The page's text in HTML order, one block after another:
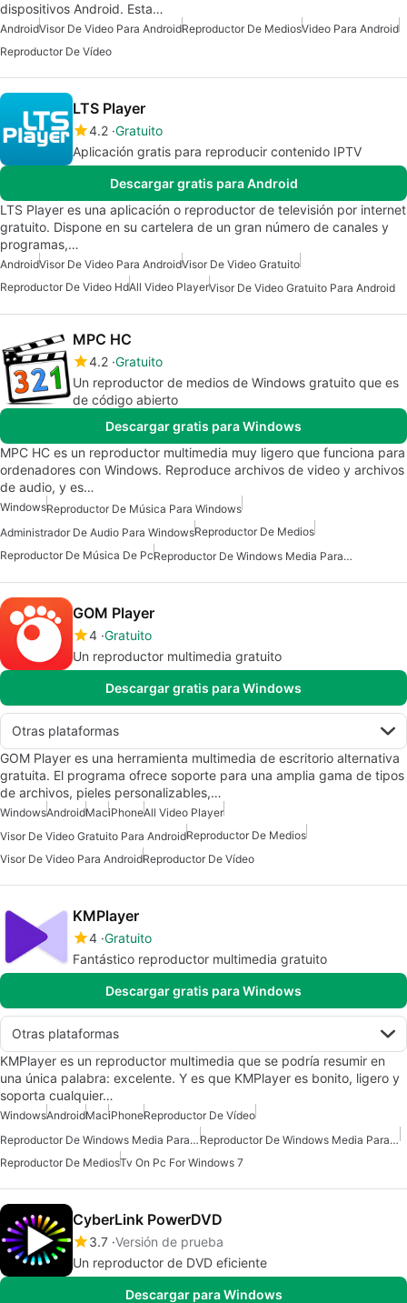
dispositivos Android. Esta…
AndroidVisor De Video Para AndroidReproductor De MediosVideo Para Android
Reproductor De Vídeo
LTS Player
4.2 Gratuito
Aplicación gratis para reproducir contenido IPTV
Descargar gratis para Android
LTS Player es una aplicación o reproductor de televisión por internet
gratuito. Dispone en su cartelera de un gran número de canales y
programas,…
AndroidVisor De Video Para AndroidVisor De Video Gratuito
Reproductor De Video HdAll Video PlayerVisor De Video Gratuito Para Android
MPC HC
4.2 Gratuito
Un reproductor de medios de Windows gratuito que es
de código abierto
Descargar gratis para Windows
MPC HC es un reproductor multimedia muy ligero que funciona para
ordenadores con Windows. Reproduce archivos de video y archivos
de audio, y es…
WindowsReproductor De Música Para Windows
Administrador De Audio Para WindowsReproductor De Medios
Reproductor De Música De Pc
Reproductor De Windows Media Para Windows 10
GOM Player
4 Gratuito
Un reproductor multimedia gratuito
Descargar gratis para Windows
Otras plataformas
GOM Player es una herramienta multimedia de escritorio alternativa
gratuita. El programa ofrece soporte para una amplia gama de tipos
de archivos, pieles personalizables,…
WindowsAndroidMaciPhoneAll Video Player
Visor De Video Gratuito Para AndroidReproductor De Medios
Visor De Video Para AndroidReproductor De Vídeo
KMPlayer
4 Gratuito
Fantástico reproductor multimedia gratuito
Descargar gratis para Windows
Otras plataformas
KMPlayer es un reproductor multimedia que se podría resumir en
una única palabra: excelente. Y es que KMPlayer es bonito, ligero y
soporta cualquier…
WindowsAndroidMaciPhoneReproductor De Vídeo
Reproductor De Windows Media Para Windows 7
Reproductor De Windows Media Para Windows 10
Reproductor De MediosTv On Pc For Windows 7
CyberLink PowerDVD
3.7 Versión de prueba
Un reproductor de DVD eficiente
Descargar para Windows